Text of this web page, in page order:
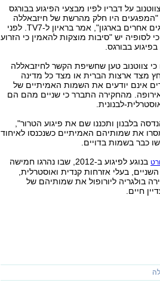
על דבריו לפיו מבצעי הפיגוע בבורגס
"המפגעים היו חלק מהרשת של חיזבאללה
בקנדה ובאוסטרליה, והיו בקשר עם נציגים אחרים בארגון", אמר בראיון ל-TV7. לפני
לסופיה יש "סיבות מוצקות להאמין כי הזרוע
בבורגס.
כי צווטנוב טען שחשיפת הקשר לחיזבאללה
מצד ארצות הברית או מצד כל מדינה
אינם יודעים את השמות האמיתיים של
מהחקירה התברר כי שניים מהם הם
לבנונית.
בלבנון ותכננו שם את פיגוע הטרור",
את שמותיהם האמיתיים כשנכנסו לאיחוד
כבר בשמות בדויים.
בנוגע לפיגוע ב-2012, שבו נהרגו חמישה
בעלי אזרחות קנדית ואוסטרלית,
2006. בנוסף העבירה בולגריה ליורופול את שמותיהם של
חיים.